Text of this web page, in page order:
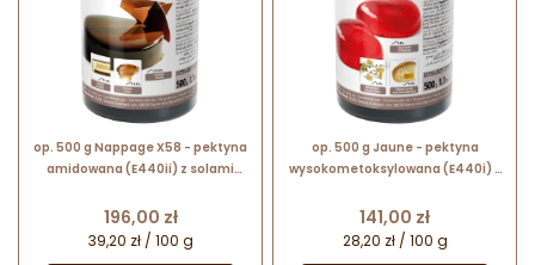
op. 500 g Nappage X58 - pektyna
amidowana (E440ii) z solami
wapniem - nr. kat. 48675 Sosa
Ingredients
Cena
196,00 zł
39,20 zł / 100 g
op. 500 g Jaune - pektyna
wysokometoksylowana (E440i) z
48654 Sosa Ingredients
Cena
141,00 zł
28,20 zł / 100 g